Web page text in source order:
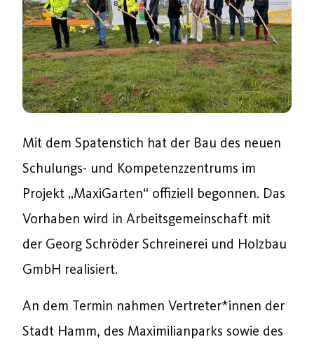
Mit dem Spatenstich hat der Bau des neuen
Schulungs- und Kompetenzzentrums im
Projekt „MaxiGarten“ offiziell begonnen. Das
Vorhaben wird in Arbeitsgemeinschaft mit
der Georg Schröder Schreinerei und Holzbau
GmbH realisiert.
An dem Termin nahmen Vertreter*innen der
Stadt Hamm, des Maximilianparks sowie des